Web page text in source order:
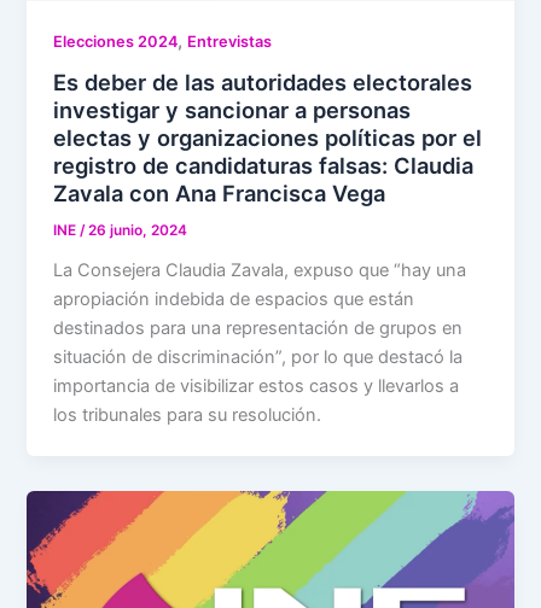
Elecciones 2024, Entrevistas
Es deber de las autoridades electorales
investigar y sancionar a personas
electas y organizaciones políticas por el
registro de candidaturas falsas: Claudia
Zavala con Ana Francisca Vega
INE/26 junio, 2024
La Consejera Claudia Zavala, expuso que “hay una
apropiación indebida de espacios que están
destinados para una representación de grupos en
situación de discriminación”, por lo que destacó la
importancia de visibilizar estos casos y llevarlos a
los tribunales para su resolución.